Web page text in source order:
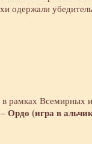
одержали
рамках Всемирных
Ордо (игра в